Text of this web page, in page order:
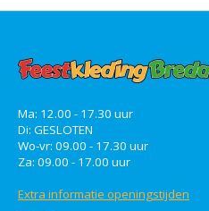
Ma: 12.00 - 17.30 uur
Di: GESLOTEN
Wo-vr: 09.00 - 17.30 uur
Za: 09.00 - 17.00 uur
Extra informatie openingstijden